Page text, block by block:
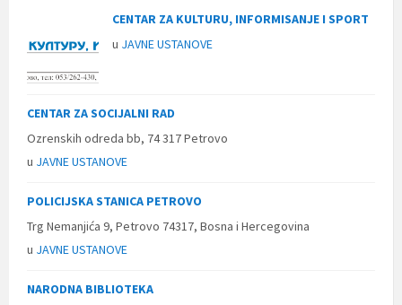
CENTAR ZA KULTURU, INFORMISANJE I SPORT
u JAVNE USTANOVE
CENTAR ZA SOCIJALNI RAD
Ozrenskih odreda bb, 74 317 Petrovo
u JAVNE USTANOVE
POLICIJSKA STANICA PETROVO
Trg Nemanjića 9, Petrovo 74317, Bosna i Hercegovina
u JAVNE USTANOVE
NARODNA BIBLIOTEKA